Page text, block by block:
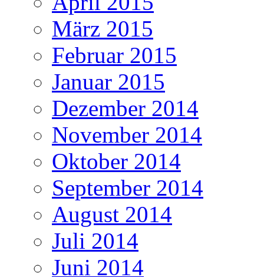
März 2015
Februar 2015
Januar 2015
Dezember 2014
November 2014
Oktober 2014
September 2014
August 2014
Juli 2014
Juni 2014